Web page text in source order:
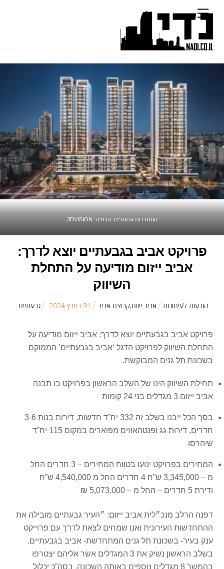
content
Menu
הסתדרות גבעתיים. הדמיה: 3DVISION
פרויקט אביב בגבעתיים יוצא לדרך:
אביב ייזום מודיעה על התחלת
השיווק
הודעות לעיתונות אביב ייזום,קבוצת אביב 31 במרץ 2024 גבעתיים
פרויקט אביב בגבעתיים יוצא לדרך: אביב ייזום מודיעה על
התחלת השיווק לפרויקט הדגל ‘אביב בגבעתיים’ הממוקם
בשכונת תל גנים המבוקשת.
תחילת השיווק הינו של השלב הראשון בפרויקט בו תבנה
אביב ייזום 3 מגדלים בני 24 קומות
בסך הכל ייבנו בשלב זה 332 יח”ד חדשות, דירות בנות 3-6
חדרים, דירות גג ופנטהאוזים מפוארים במקום 115 יח”ד
שיהרסו
המחירים בפרויקט ינועו בטווח המחירים – 3 חדרים החל
מ – 3,345,000 ש”ח 4 חדרים החל מ 4,540,000 ש”ח
ודירת 5 חדרים – החל מ – 5,073,000 ₪
דפנה הרלב מנכ״לית אביב ייזום: ״העיר גבעתיים מובילה את
ההתחדשות העירונית ואנו שמחים לצאת לדרך עם פרוייקט
ענק בעיר- בשכונת תל גנים המתחדשת- אביב בגבעתיים.
בשלב הראשון נשיק את 3 המגדלים אשר אליהם יצטרפו
בהמשך 8 מגדלים נוספים באותה השכונה. בסה”כ יכלול